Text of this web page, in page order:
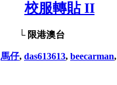
校服轉貼 II
└ 限港澳台
馬仔, das613613, beecarman,